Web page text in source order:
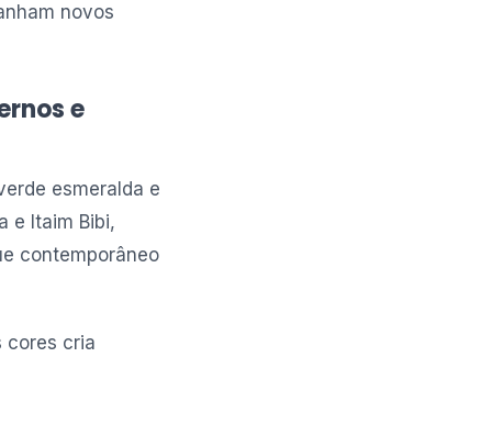
novos
e
esmeralda e
e Itaim Bibi,
contemporâneo
cores cria